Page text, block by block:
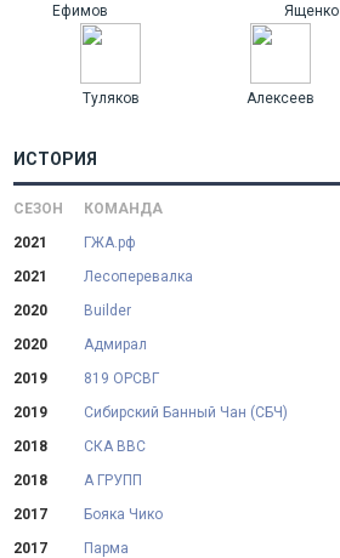
Ефимов
Ященко
Туляков Алексеев
ИСТОРИЯ
СЕЗОН
КОМАНДА
2021
ГЖА.рф
2021
Лесоперевалка
2020
Builder
2020
Адмирал
2019
819 ОРСВГ
2019
Сибирский Банный Чан (СБЧ)
2018
СКА ВВС
2018
А ГРУПП
2017
Бояка Чико
2017
Парма